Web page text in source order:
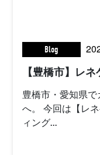
Blog
【豊橋市】レ
豊橋市・愛知県
へ。 今回は【レ
ィング...